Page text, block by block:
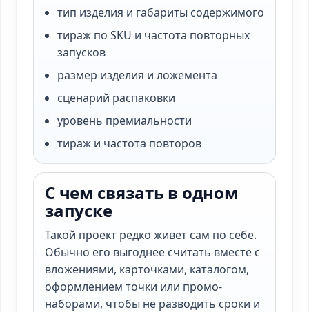
тип изделия и габариты содержимого
тираж по SKU и частота повторных
запусков
размер изделия и ложемента
сценарий распаковки
уровень премиальности
тираж и частота повторов
С чем связать в одном
запуске
Такой проект редко живет сам по себе.
Обычно его выгоднее считать вместе с
вложениями, карточками, каталогом,
оформлением точки или промо-
наборами, чтобы не разводить сроки и